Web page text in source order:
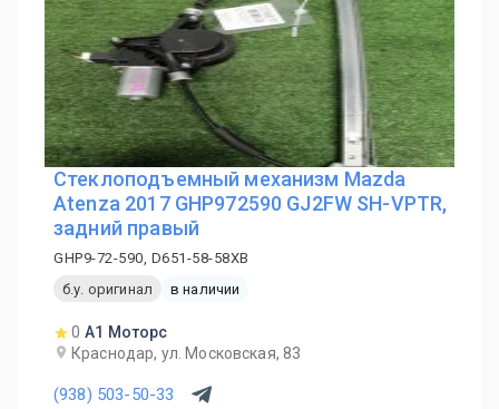
Стеклоподъемный механизм Mazda
Atenza 2017 GHP972590 GJ2FW SH-VPTR,
задний правый
GHP9-72-590, D651-58-58XB
б.у. оригинал
в наличии
0 А1 Моторс
Краснодар, ул. Московская, 83
(938) 503-50-33